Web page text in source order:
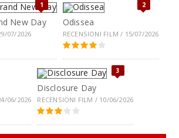
1
New Day
07/2026
2
Odissea
RECENSIONI FILM / 15/07/2026
06/2026
3
Disclosure Day
RECENSIONI FILM / 10/06/2026